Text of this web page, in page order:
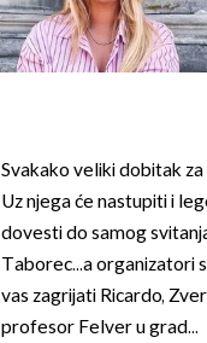
Svakako veliki dobitak
Uz njega će nastupiti i
dovesti do samog
Taborec...a organizatori
vas zagrijati Ricardo,
profesor Felver u grad...